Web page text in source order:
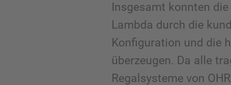
Insgesamt konnten
Lambda durch die
Konfiguration und die
überzeugen. Da alle
Regalsysteme von